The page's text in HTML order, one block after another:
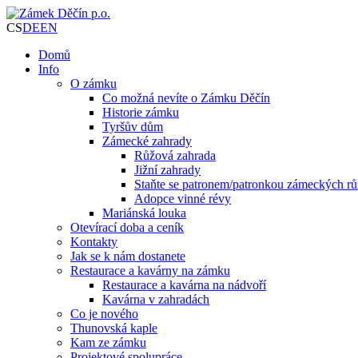
CSDEEN
Domů
Info
O zámku
Co možná nevíte o Zámku Děčín
Historie zámku
Tyršův dům
Zámecké zahrady
Růžová zahrada
Jižní zahrady
Staňte se patronem/patronkou zámeckých
Adopce vinné révy
Mariánská louka
Otevírací doba a ceník
Kontakty
Jak se k nám dostanete
Restaurace a kavárny na zámku
Restaurace a kavárna na nádvoří
Kavárna v zahradách
Co je nového
Thunovská kaple
Kam ze zámku